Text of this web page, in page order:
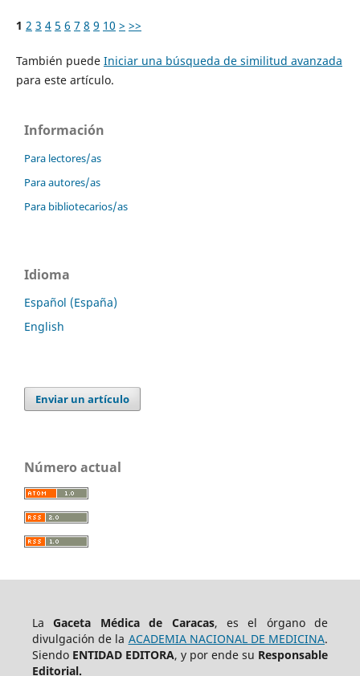
1 2 3 4 5 6 7 8 9 10 > >>
También puede Iniciar una búsqueda de similitud avanzada
para este artículo.
Información
Para lectores/as
Para autores/as
Para bibliotecarios/as
Idioma
Español (España)
English
Enviar un artículo
Número actual
LaGaceta Médica de Caracas, es el órgano de
divulgación de la ACADEMIA NACIONAL DE MEDICINA.
Siendo ENTIDAD EDITORA, y por ende su Responsable
Editorial.